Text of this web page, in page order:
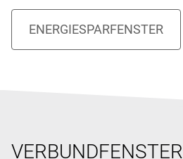
VERBUNDFENSTER